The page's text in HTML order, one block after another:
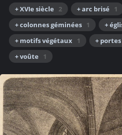
+ XVIe siècle
2 + arc brisé 1
+ colonnes géminées 1 +
+ motifs végétaux 1 +
+ voûte
1